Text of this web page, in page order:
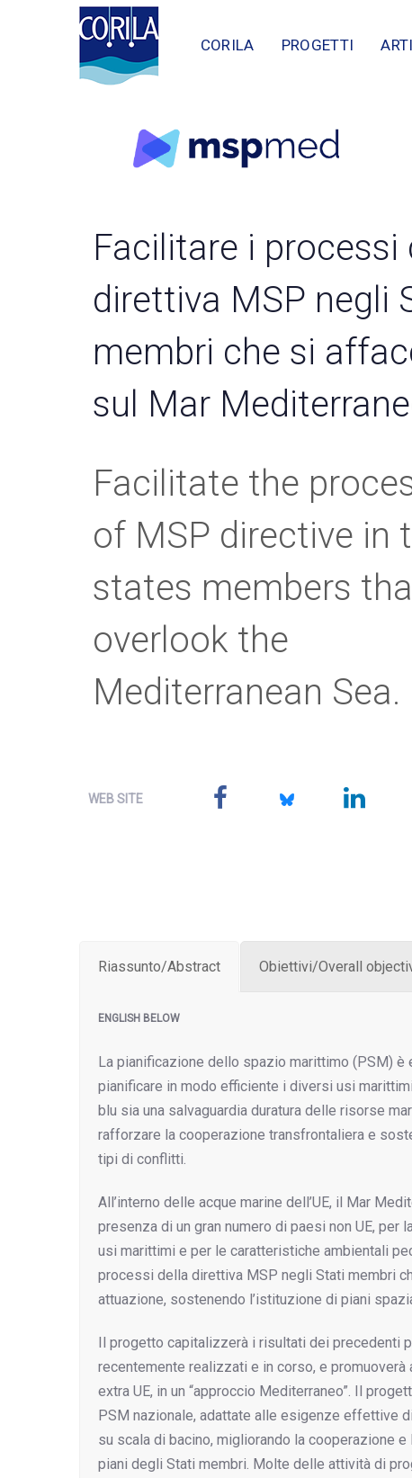
CORILA PROGETTI
Facilitare i processi
direttiva MSP negli
membri che si
sul Mar
Facilitate the
of MSP directive in
states members
overlook the
Mediterranean Sea.
WEB SITE
Riassunto/Abstract Obiettivi/Overall
ENGLISH BELOW
La pianificazione dello spazio marittimo (PSM)
pianificare in modo efficiente i diversi usi
blu sia una salvaguardia duratura delle risorse
rafforzare la cooperazione transfrontaliera e
tipi di conflitti.
All’interno delle acque marine dell’UE, il Mar
presenza di un gran numero di paesi non UE,
usi marittimi e per le caratteristiche ambientali
processi della direttiva MSP negli Stati membri
attuazione, sostenendo l’istituzione di piani
Il progetto capitalizzerà i risultati dei precedenti
recentemente realizzati e in corso, e
extra UE, in un “approccio Mediterraneo”. Il
PSM nazionale, adattate alle esigenze effettive
su scala di bacino, migliorando la cooperazione
piani degli Stati membri. Molte delle attività di